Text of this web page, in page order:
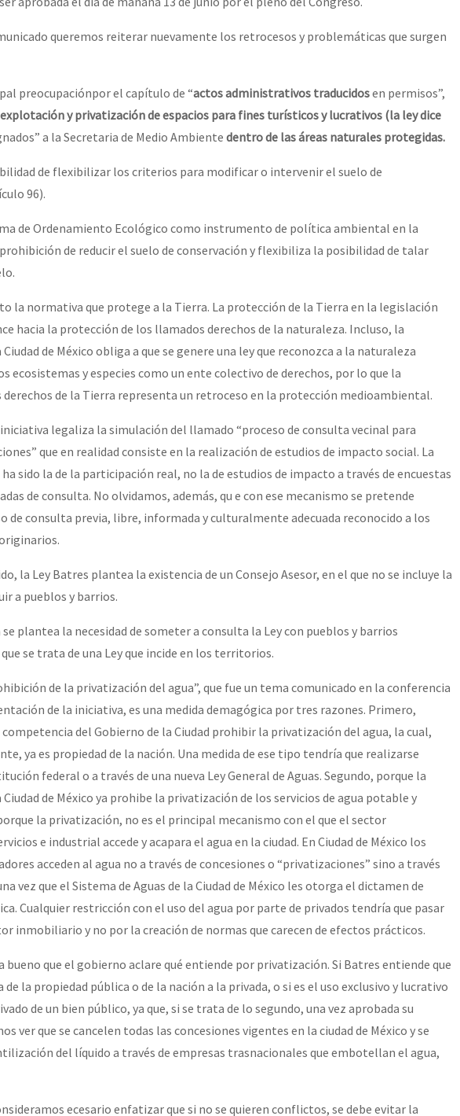
queremos reiterar nuevamente los retrocesos y problemáticas que surgen
preocupaciónpor el capítulo de “actos administrativos traducidosen permisos”,
y privatización de espacios para fines turísticos y lucrativos (la ley dice
a la Secretaria de Medio Ambiente dentro de las áreas naturales protegidas.
de flexibilizar los criterios para modificar o intervenir el suelo de
96).
de Ordenamiento Ecológico como instrumento de política ambiental en la
de reducir el suelo de conservación y flexibiliza la posibilidad de talar
la normativa que protege a la Tierra. La protección de la Tierra en la legislación
hacia la protección de los llamados derechos de la naturaleza. Incluso, la
de México obliga a que se genere una ley que reconozca a la naturaleza
ecosistemas y especies como un ente colectivo de derechos, por lo que la
de la Tierra representa un retroceso en la protección medioambiental.
legaliza la simulación del llamado “proceso de consulta vecinal para
que en realidad consiste en la realización de estudios de impacto social. La
sido la de la participación real, no la de estudios de impacto a través de encuestas
de consulta. No olvidamos, además, qu e con ese mecanismo se pretende
de consulta previa, libre, informada y culturalmente adecuada reconocido a los
la Ley Batres plantea la existencia de un Consejo Asesor, en el que no se incluye la
a pueblos y barrios.
plantea la necesidad de someter a consulta la Ley con pueblos y barrios
se trata de una Ley que incide en los territorios.
de la privatización del agua”, que fue un tema comunicado en la conferencia
de la iniciativa, es una medida demagógica por tres razones. Primero,
del Gobierno de la Ciudad prohibir la privatización del agua, la cual,
ya es propiedad de la nación. Una medida de ese tipo tendría que realizarse
federal o a través de una nueva Ley General de Aguas. Segundo, porque la
de México ya prohibe la privatización de los servicios de agua potable y
la privatización, no es el principal mecanismo con el que el sector
e industrial accede y acapara el agua en la ciudad. En Ciudad de México los
acceden al agua no a través de concesiones o “privatizaciones” sino a través
vez que el Sistema de Aguas de la Ciudad de México les otorga el dictamen de
Cualquier restricción con el uso del agua por parte de privados tendría que pasar
inmobiliario y no por la creación de normas que carecen de efectos prácticos.
bueno que el gobierno aclare qué entiende por privatización. Si Batres entiende que
la propiedad pública o de la nación a la privada, o si es el uso exclusivo y lucrativo
de un bien público, ya que, si se trata de lo segundo, una vez aprobada su
ver que se cancelen todas las concesiones vigentes en la ciudad de México y se
del líquido a través de empresas trasnacionales que embotellan el agua,
ecesario enfatizar que si no se quieren conflictos, se debe evitar la